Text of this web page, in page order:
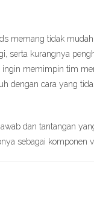
memang tidak
serta kurangnya
memimpin tim
dengan cara yang
dan tantangan
sebagai komponen